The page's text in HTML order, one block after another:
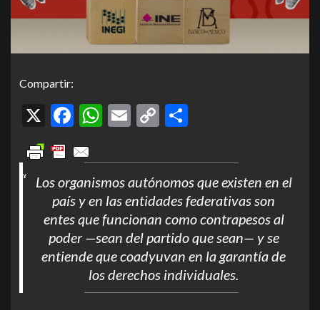
Compartir:
X Facebook
WhatsApp
Email
Copy
Los organismos autónomos que existen en el
país y en las entidades federativas son
entes que funcionan como contrapesos al
poder —sean del partido que sean— y se
entiende que coadyuvan en la garantía de
los derechos individuales.